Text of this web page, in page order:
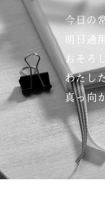
今日の
明日通
おそろ
わたし
真っ向